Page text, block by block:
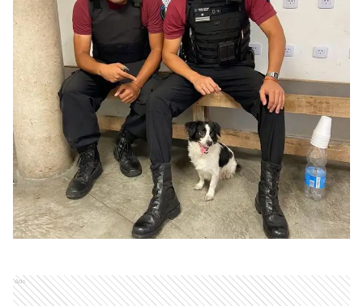
Ads